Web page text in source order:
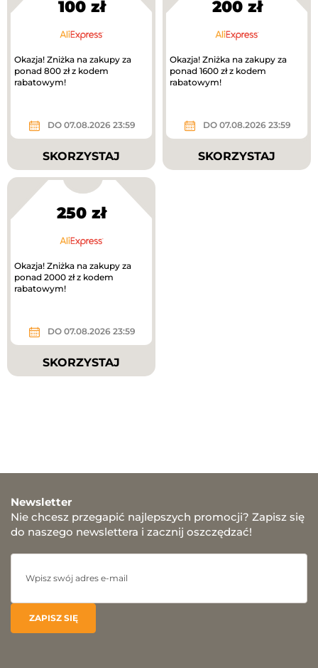
100 zł
Okazja! Zniżka na zakupy za
ponad 800 zł z kodem
rabatowym!
DO 07.08.2026 23:59
SKORZYSTAJ
200 zł
Okazja! Zniżka na zakupy za
ponad 1600 zł z kodem
rabatowym!
DO 07.08.2026 23:59
SKORZYSTAJ
250 zł
Okazja! Zniżka na zakupy za
ponad 2000 zł z kodem
rabatowym!
DO 07.08.2026 23:59
SKORZYSTAJ
Newsletter
Nie chcesz przegapić najlepszych promocji? Zapisz się
do naszego newslettera i zacznij oszczędzać!